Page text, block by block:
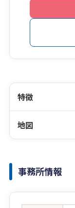
特徴
地図
事務所情報